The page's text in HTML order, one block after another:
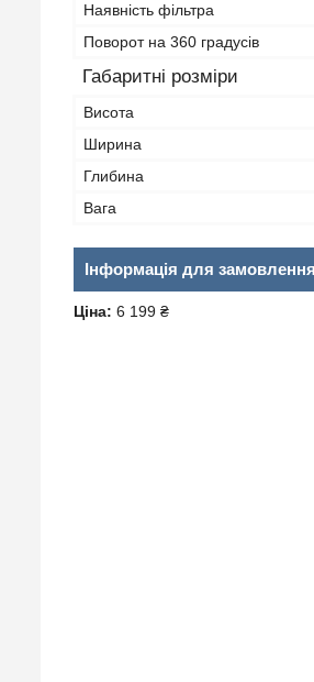
Наявність фільтра
Поворот на 360 градусів
Габаритні розміри
Висота
Ширина
Глибина
Вага
Інформація для замовлення
Ціна: 6 199 ₴